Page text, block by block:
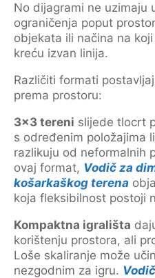
No dijagrami ne uzimaju
ograničenja poput
objekata ili načina na
kreću izvan linija.
Različiti formati
prema prostoru:
3×3 tereni slijede tlocrt
s određenim položajima
razlikuju od neformalnih
ovaj format, Vodič za
košarkaškog terena
koja fleksibilnost postoji
Kompaktna igrališta
korištenju prostora, ali
Loše skaliranje može
nezgodnim za igru.